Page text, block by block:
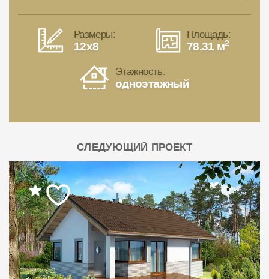
Размеры:
12x8
Площадь:
78.31 м2
Этажность:
одноэтажный
СЛЕДУЮЩИЙ ПРОЕКТ